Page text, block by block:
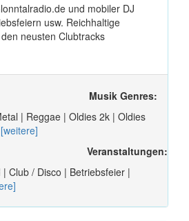
und mobiler DJ
usw. Reichhaltige
neusten Clubtracks
Musik Genres:
| Reggae | Oldies 2k | Oldies
[weitere]
Veranstaltungen:
Club / Disco | Betriebsfeier |